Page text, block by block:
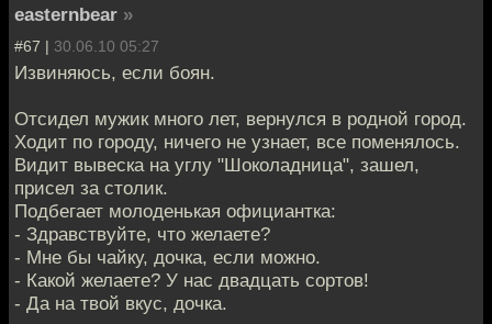
easternbear »
#67 | 30.06.10 05:27
Извиняюсь, если боян.
Отсидел мужик много лет, вернулся в родной город.
Ходит по городу, ничего не узнает, все поменялось.
Видит вывеска на углу "Шоколадница", зашел,
присел за столик.
Подбегает молоденькая официантка:
- Здравствуйте, что желаете?
- Мне бы чайку, дочка, если можно.
- Какой желаете? У нас двадцать сортов!
- Да на твой вкус, дочка.